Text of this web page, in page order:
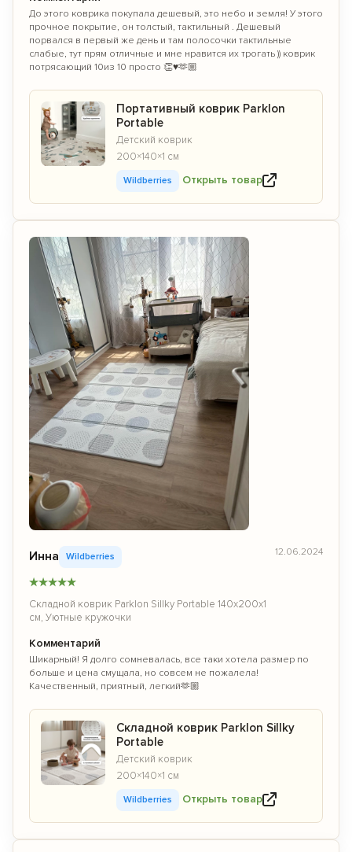
До этого коврика покупала дешевый, это небо и земля! У этого
прочное покрытие, он толстый, тактильный . Дешевый
порвался в первый же день и там полосочки тактильные
слабые, тут прям отличные и мне нравится их трогать )) коврик
потрясающий 10из 10 просто 👏♥️🫶🏼
Портативный коврик Parklon
Portable
Детский коврик
200×140×1 см
Wildberries Открыть товар
Инна Wildberries
★★★★★
Складной коврик Parklon Sillky Portable 140x200x1
см, Уютные кружочки
12.06.2024
Комментарий
Шикарный! Я долго сомневалась, все таки хотела размер по
больше и цена смущала, но совсем не пожалела!
Качественный, приятный, легкий🫶🏼
Складной коврик Parklon Sillky
Portable
Детский коврик
200×140×1 см
Wildberries Открыть товар
Скидку 15%
разных брендовпо промокоду:
по промокоду: KIDS15
Перейти на сайт astradekids.ru
Остаться на Parklon